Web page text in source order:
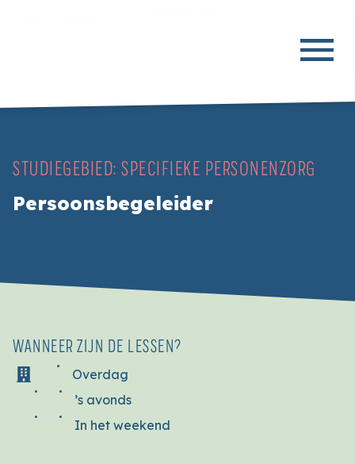
STUDIEGEBIED: SPECIFIEKE PERSONENZORG
Persoonsbegeleider
WANNEER ZIJN DE LESSEN?
Overdag
’s avonds
In het weekend